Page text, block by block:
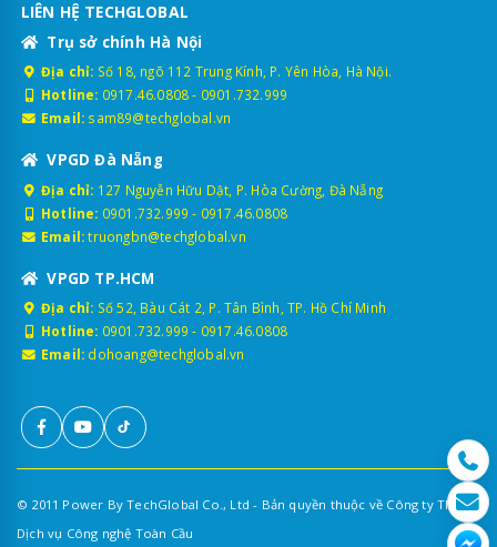
LIÊN HỆ TECHGLOBAL
Trụ sở chính Hà Nội
Địa chỉ: Số 18, ngõ 112 Trung Kính, P. Yên Hòa, Hà Nội.
Hotline: 0917.46.0808- 0901.732.999
Email: sam89@techglobal.vn
VPGD Đà Nẵng
Địa chỉ: 127 Nguyễn Hữu Dật, P. Hòa Cường, Đà Nẵng
Hotline: 0901.732.999 - 0917.46.0808
Email: truongbn@techglobal.vn
VPGD TP.HCM
Địa chỉ: Số 52, Bàu Cát 2, P. Tân Bình, TP. Hồ Chí Minh
Hotline: 0901.732.999 - 0917.46.0808
Email: dohoang@techglobal.vn
© 2011 Power By TechGlobal Co., Ltd - Bản quyền thuộc về Công ty TNHH
Dịch vụ Công nghệ Toàn Cầu